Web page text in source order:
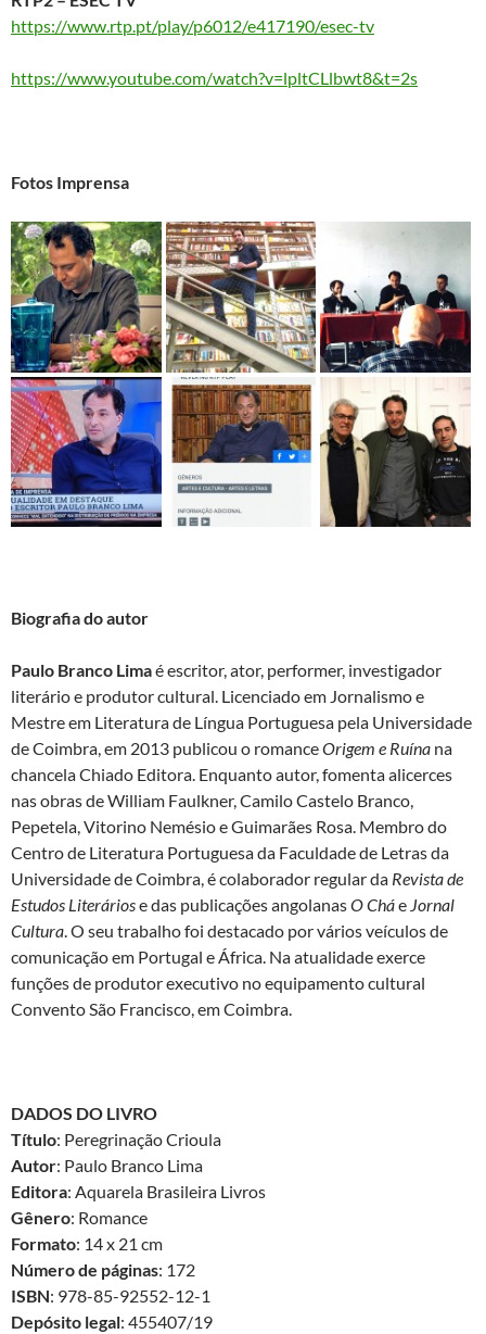
https://www.rtp.pt/play/p6012/e417190/esec-tv
https://www.youtube.com/watch?v=lpltCLlbwt8&t=2s
Fotos Imprensa
Biografia do autor
Paulo Branco Limaé escritor, ator, performer, investigador
literário e produtor cultural. Licenciado em Jornalismo e
Mestre em Literatura de Língua Portuguesa pela Universidade
de Coimbra, em 2013 publicou o romanceOrigem e Ruína na
chancela Chiado Editora. Enquanto autor, fomenta alicerces
nas obras de William Faulkner, Camilo Castelo Branco,
Pepetela, Vitorino Nemésio e Guimarães Rosa. Membro do
Centro de Literatura Portuguesa da Faculdade de Letras da
Universidade de Coimbra, é colaborador regular da Revista de
Estudos Literáriose das publicações angolanasO Cháe Jornal
Cultura. O seu trabalho foi destacado por vários veículos de
comunicação em Portugal e África. Na atualidade exerce
funções de produtor executivo no equipamento cultural
Convento São Francisco, em Coimbra.
DADOS DO LIVRO
Título: Peregrinação Crioula
Autor: Paulo Branco Lima
Editora: Aquarela Brasileira Livros
Gênero: Romance
Formato: 14 x 21 cm
Número de páginas: 172
ISBN: 978-85-92552-12-1
Depósito legal: 455407/19